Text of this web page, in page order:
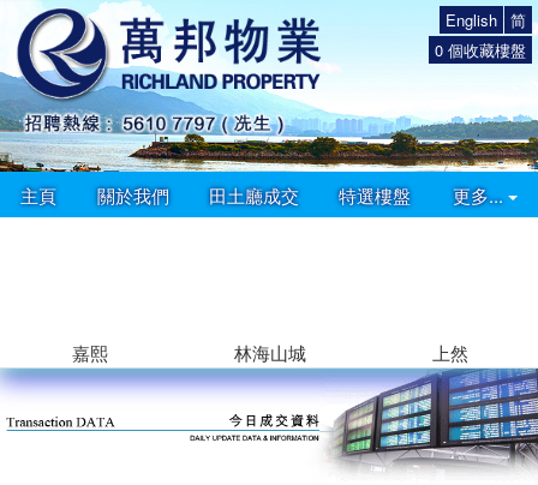
简
English
0 個收藏樓盤
主頁 關於我們 田土廳成交 特選樓盤 更多...
嘉熙 林海山城 上然